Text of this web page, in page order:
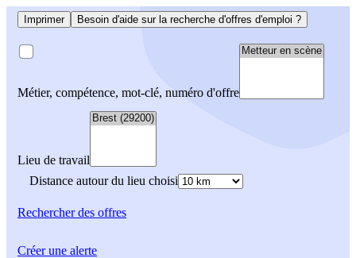
Imprimer Besoin d'aide sur la recherche d'offres d'emploi ?
Métier, compétence, mot-clé, numéro d'offre
Lieu de travail
Distance autour du lieu choisi
Rechercherdes offres
Créer une alerte